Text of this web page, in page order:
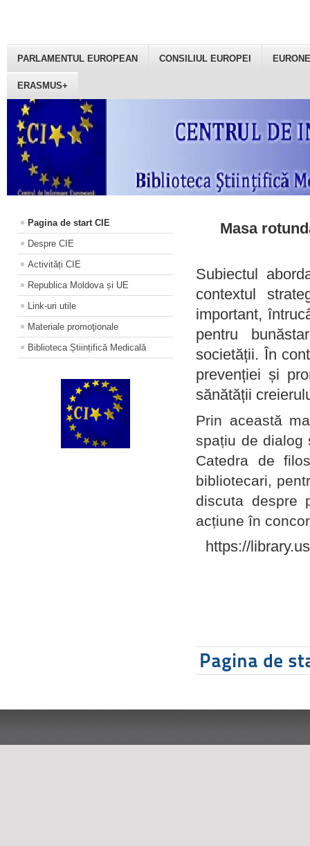
PARLAMENTUL EUROPEAN CONSILIUL EUROPEI
ERASMUS+
Pagina de start CIE
Despre CIE
Activități CIE
Republica Moldova și UE
Link-uri utile
Materiale promoţionale
Biblioteca Științifică Medicală
Masa
Subiectul
contextul
important,
pentru
societății. În
prevenției și
sănătății
Prin această
spațiu de dialog
Catedra de
bibliotecari,
discuta despre
acțiune în
https://
Pagina de